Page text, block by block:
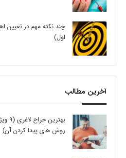
چند نکته مهم در
اول)
آخرین مطالب
روش های پیدا کردن آن)